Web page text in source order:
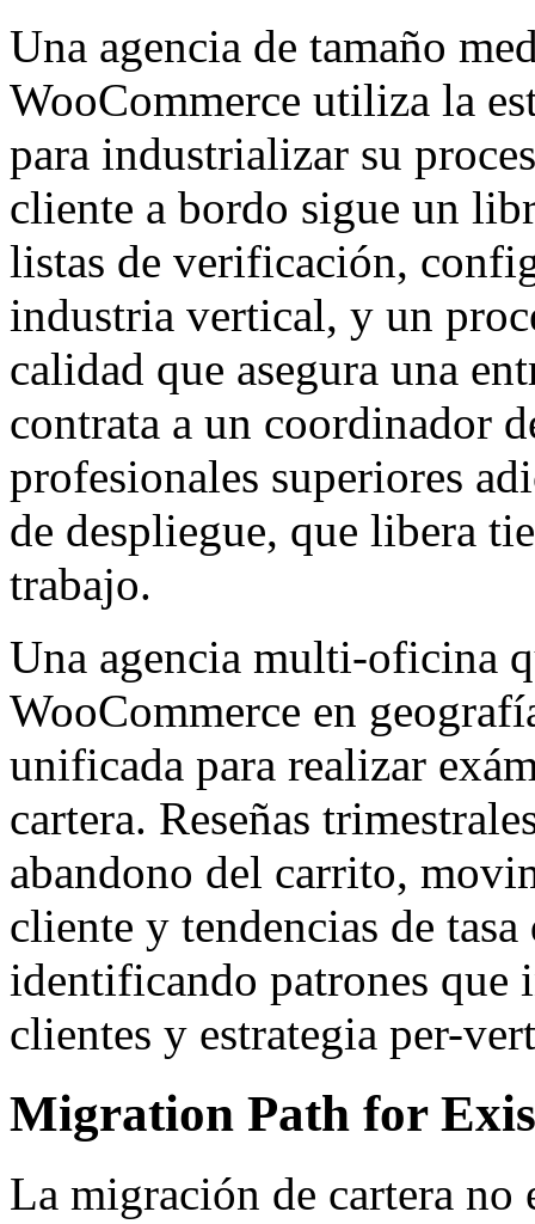
Una agencia de tamaño
WooCommerce utiliza la
para industrializar su
cliente a bordo sigue un
listas de verificación,
industria vertical, y un
calidad que asegura una
contrata a un coordinador
profesionales superiores
de despliegue, que libera
trabajo.
Una agencia multi-oficina
WooCommerce en
unificada para realizar
cartera. Reseñas
abandono del carrito,
cliente y tendencias de
identificando patrones que
clientes y estrategia per-
Migration Path for
La migración de cartera